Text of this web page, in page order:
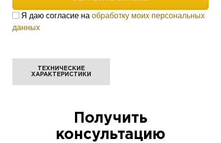
Я даю согласие на обработку моих персональных
данных
ТЕХНИЧЕСКИЕ
ХАРАКТЕРИСТИКИ
Получить
консультацию